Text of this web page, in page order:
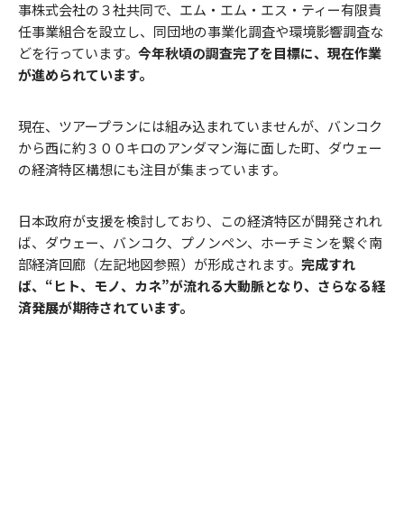
事株式会社の３社共同で、エム・エム・エス・ティー有限責
任事業組合を設立し、同団地の事業化調査や環境影響調査な
どを行っています。 今年秋頃の調査完了を目標に、現在作業
が進められています。
現在、ツアープランには組み込まれていませんが、バンコク
から西に約３００キロのアンダマン海に面した町、ダウェー
の経済特区構想にも注目が集まっています。
日本政府が支援を検討しており、この経済特区が開発されれ
ば、ダウェー、バンコク、プノンペン、ホーチミンを繋ぐ南
部経済回廊（左記地図参照）が形成されます。 完成すれ
ば、“ヒト、モノ、カネ”が流れる大動脈となり、さらなる経
済発展が期待されています。